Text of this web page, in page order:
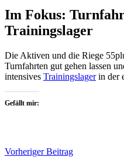
Im Fokus:
Trainingslager
Die Aktiven und die Riege
Turnfahrten gut gehen lassen
intensives Trainingslagerin der
Gefällt mir:
Beitragsnavigation
Vorheriger Beitrag